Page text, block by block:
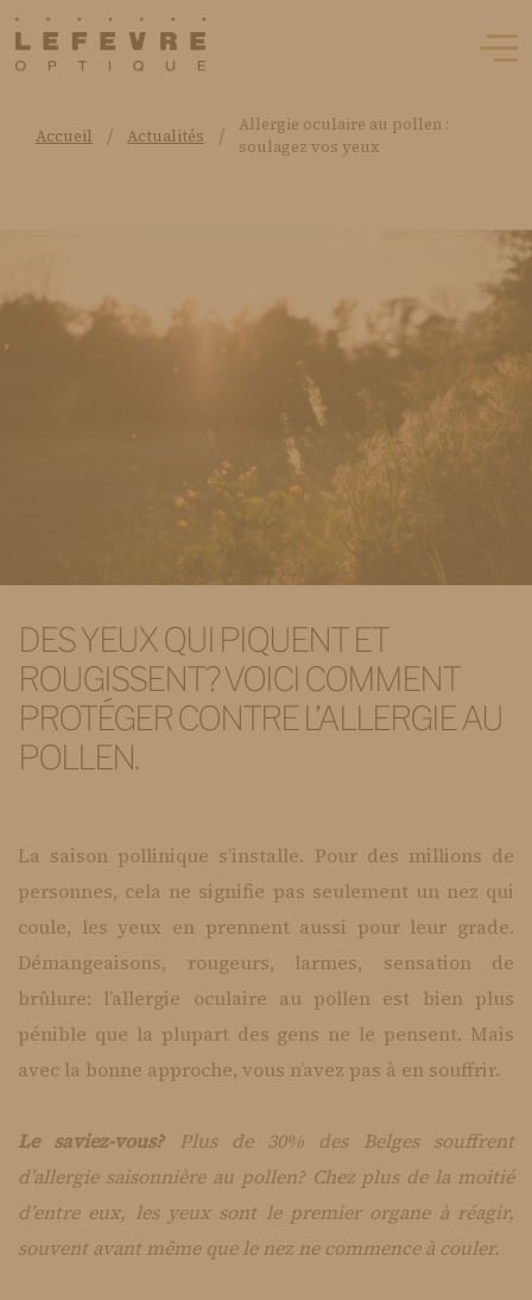
Accueil / Actualités /
Allergie oculaire au pollen :
soulagez vos yeux
DES YEUX QUI PIQUENT ET
ROUGISSENT? VOICI COMMENT
PROTÉGER CONTRE L’ALLERGIE AU
POLLEN.
La saison pollinique s’installe. Pour des millions de
personnes, cela ne signifie pas seulement un nez qui
coule, les yeux en prennent aussi pour leur grade.
Démangeaisons, rougeurs, larmes, sensation de
brûlure: l’allergie oculaire au pollen est bien plus
pénible que la plupart des gens ne le pensent. Mais
avec la bonne approche, vous n’avez pas à en souffrir.
Le saviez-vous?Plus de 30% des Belges souffrent
d’allergie saisonnière au pollen? Chez plus de la moitié
d’entre eux, les yeux sont le premier organe à réagir,
souvent avant même que le nez ne commence à couler.